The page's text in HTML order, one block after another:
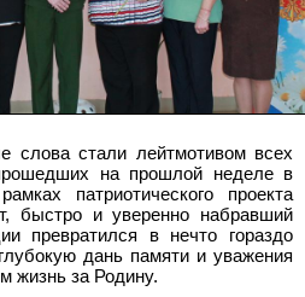
слова стали лейтмотивом всех
на прошлой неделе в
патриотического проекта
быстро и уверенно набравший
превратился в нечто гораздо
дань памяти и уважения
жизнь за Родину.